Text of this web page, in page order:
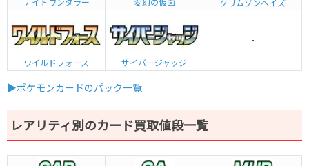
ナイトワンダラー 変幻の仮面 クリムゾンヘイズ
ワイルドフォース サイバージャッジ
-
▶ポケモンカードのパック一覧
レアリティ別のカード買取値段一覧